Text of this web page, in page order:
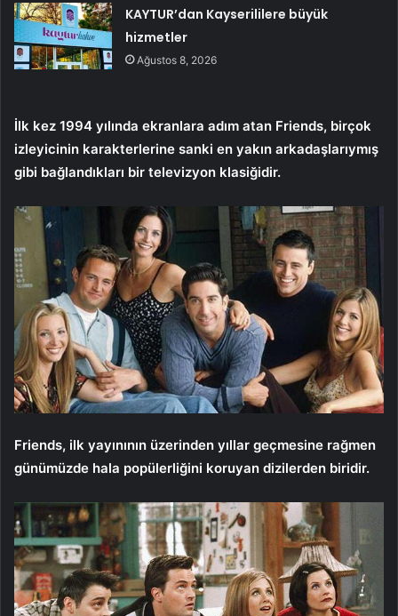
KAYTUR’dan Kayserililere büyük
hizmetler
Ağustos 8, 2026
İlk kez 1994 yılında ekranlara adım atan Friends, birçok
izleyicinin karakterlerine sanki en yakın arkadaşlarıymış
gibi bağlandıkları bir televizyon klasiğidir.
Friends, ilk yayınının üzerinden yıllar geçmesine rağmen
günümüzde hala popülerliğini koruyan dizilerden biridir.